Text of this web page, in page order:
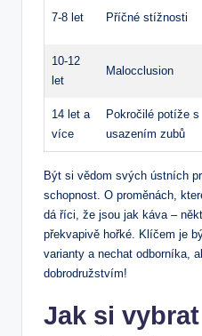
7-8 let Příčné stížnosti
10-12
let
Malocclusion
14 let a
více
Pokročilé potíže s
usazením zubů
Být si vědom svých ústních
schopnost. O proměnách,
dá říci, že jsou jak káva –
překvapivě hořké. Klíčem je
varianty a nechat odborníka,
dobrodružstvím!
Jak si